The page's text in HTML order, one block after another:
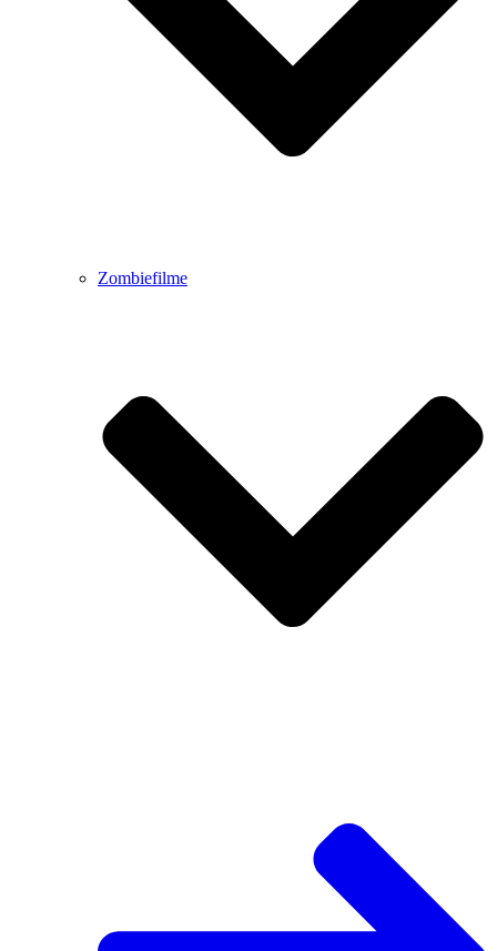
Zombiefilme